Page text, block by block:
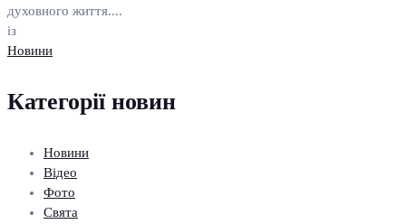
духовного життя....
із
Новини
Категорії новин
Новини
Відео
Фото
Свята